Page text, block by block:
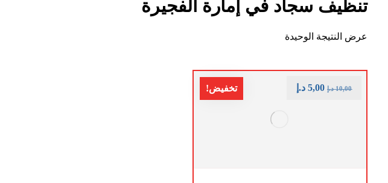
تنظيف سجاد في إمارة الفجيرة
عرض النتيجة الوحيدة
تخفيض! 10,00 د.إ 5,00 د.إ